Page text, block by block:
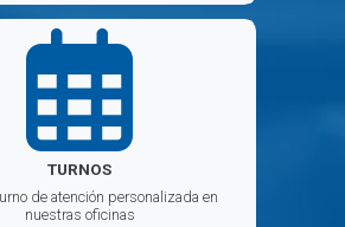
TURNOS
de atención personalizada en
nuestras oficinas